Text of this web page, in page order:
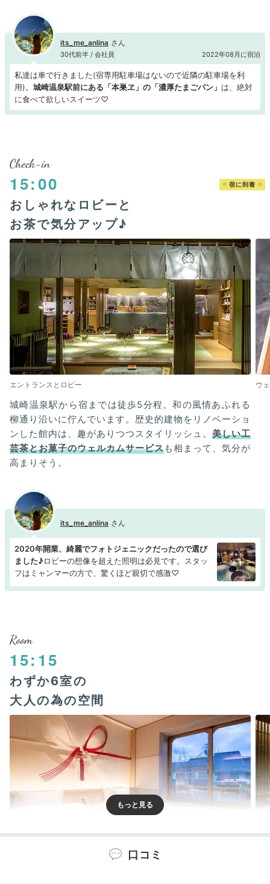
its_me_anlina
30代前半 / 会社員 2022年08月に宿泊
私達は車で行きました(宿専用駐車場はないので近隣の駐車場を利
用)。 城崎温泉駅前にある「本巣ヱ」の「濃厚たまごパン」 は、絶対
に食べて欲しいスイーツ♡
Check-in
15:00 宿に到着
おしゃれなロビーと
お茶で気分アップ♪
エントランスとロビー ウ
城崎温泉駅から宿までは徒歩5分程。和の風情あふれる
柳通り沿いに佇んでいます。歴史的建物をリノベーショ
ンした館内は、趣がありつつスタイリッシュ。美しい工
芸茶とお菓子のウェルカムサービスも相まって、気分が
高まりそう。
its_me_anlina
2020年開業、綺麗でフォトジェニックだったので選び
ました♪ロビーの想像を超えた照明は必見です。スタッ
フはミャンマーの方で、驚くほど親切で感激♡
+1
Room
15:15
わずか6室の
大人の為の空間
口コミ